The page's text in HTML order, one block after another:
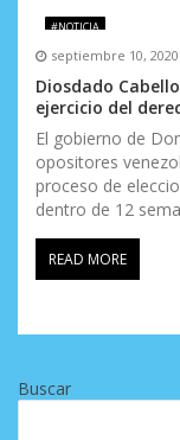
#NOTICIA
septiembre 10, 2020
Diosdado
ejercicio del
El gobierno de
opositores
proceso de
dentro de 12
READ MORE
Buscar